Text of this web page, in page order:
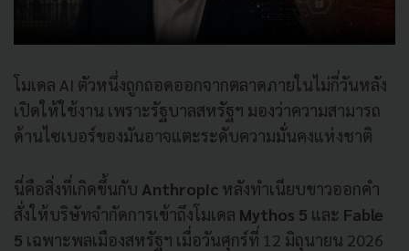
โมเดล AI ตัวหนึ่งถูกถอดออกจากตลาดภายในไม่กี่วันหลัง
เปิดให้ใช้งาน เพราะรัฐบาลสหรัฐฯ มองว่าความสามารถ
ด้านไซเบอร์ของมันอาจแตะระดับความมั่นคงแห่งชาติ
นี่คือสิ่งที่เกิดขึ้นกับ Anthropic หลังทำเนียบขาวออกคำ
สั่งให้บริษัทจำกัดการเข้าถึงโมเดล Mythos 5 และ Fable
5 เฉพาะพลเมืองสหรัฐฯ เมื่อวันศุกร์ที่ 12 มิถุนายน 2026